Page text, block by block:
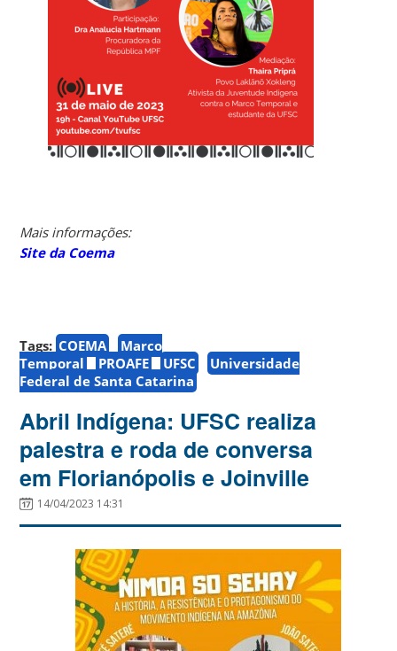
Mais informações:
Site da Coema
Tags: COEMA
Marco
Temporal
PROAFE UFSC
Universidade
Federal de Santa Catarina
Abril Indígena: UFSC realiza
palestra e roda de conversa
em Florianópolis e Joinville
14/04/2023 14:31